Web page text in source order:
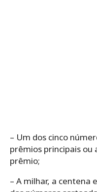
– Um dos cinco
prêmios principais ou
prêmio;
– A milhar, a centena